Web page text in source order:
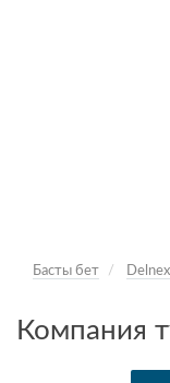
Басты бет
Компания